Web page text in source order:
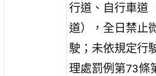
行道、自行車道
道），全日禁止
駛；未依規定行
理處罰例第73條